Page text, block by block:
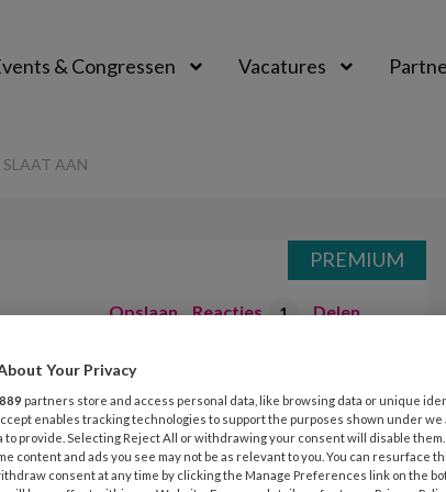
& Congressen Vacatures
AAN
Opslaan Reacties 1 Delen
– Baby-
PREMIUM
Your Privacy
889 partners store and access personal data, like browsing data or unique
enables tracking technologies to support the purposes shown under
to provide. Selecting Reject All or withdrawing your consent will disable
content and ads you see may not be as relevant to you. You can resurface
consent at any time by clicking the Manage Preferences link on the